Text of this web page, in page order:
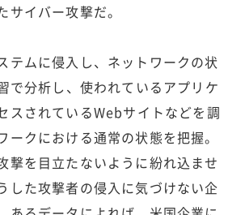
イバー攻撃だ。
テムに侵入し、ネットワークの状
で分析し、使われているアプリケ
スされているWebサイトなどを調
ークにおける通常の状態を把握。
撃を目立たないように紛れ込ませ
した攻撃者の侵入に気づけない企